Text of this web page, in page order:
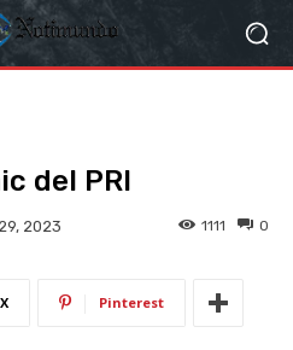
del PRI
2023 0
1111
X Pinterest